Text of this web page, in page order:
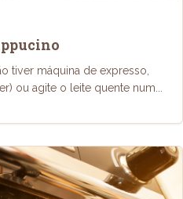
tiver máquina de expresso,
ou agite o leite quente num...